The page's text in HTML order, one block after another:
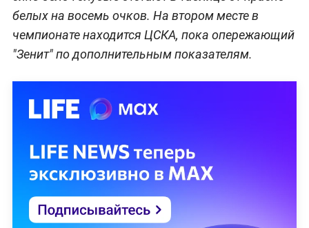
белых на восемь очков. На втором месте в
чемпионате находится ЦСКА, пока опережающий
"Зенит" по дополнительным показателям.